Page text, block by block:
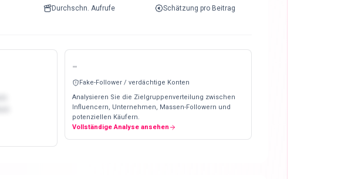
Durchschn. Aufrufe Schätzung pro Beitrag
-
Fake-Follower / verdächtige Konten
Analysieren Sie die Zielgruppenverteilung zwischen
Influencern, Unternehmen, Massen-Followern und
potenziellen Käufern.
Vollständige Analyse ansehen